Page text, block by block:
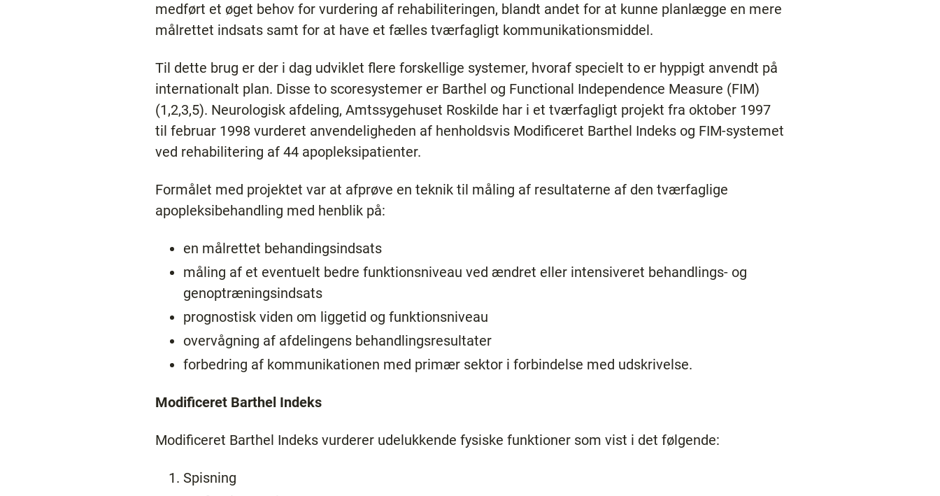
medført et øget behov for vurdering af rehabiliteringen, blandt andet for at kunne planlægge en mere
målrettet indsats samt for at have et fælles tværfagligt kommunikationsmiddel.
Til dette brug er der i dag udviklet flere forskellige systemer, hvoraf specielt to er hyppigt anvendt på
internationalt plan. Disse to scoresystemer er Barthel og Functional Independence Measure (FIM)
(1,2,3,5). Neurologisk afdeling, Amtssygehuset Roskilde har i et tværfagligt projekt fra oktober 1997
til februar 1998 vurderet anvendeligheden af henholdsvis Modificeret Barthel Indeks og FIM-systemet
ved rehabilitering af 44 apopleksipatienter.
Formålet med projektet var at afprøve en teknik til måling af resultaterne af den tværfaglige
apopleksibehandling med henblik på:
en målrettet behandingsindsats
måling af et eventuelt bedre funktionsniveau ved ændret eller intensiveret behandlings- og
genoptræningsindsats
prognostisk viden om liggetid og funktionsniveau
overvågning af afdelingens behandlingsresultater
forbedring af kommunikationen med primær sektor i forbindelse med udskrivelse.
Modificeret Barthel Indeks
Modificeret Barthel Indeks vurderer udelukkende fysiske funktioner som vist i det følgende:
Spisning